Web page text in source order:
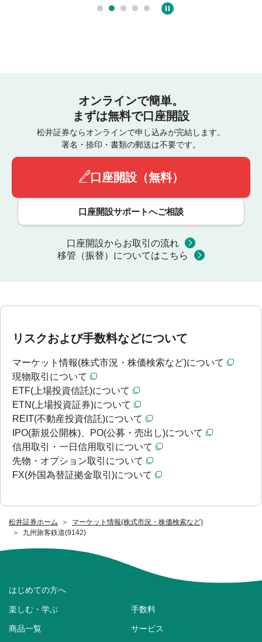
松井証券ホーム
マーケット情報(株式市況・株価検索など)
九州旅客鉄道(9142)
オンラインで簡単。
まずは無料で口座開設
松井証券ならオンラインで申し込みが完結します。
署名・捺印・書類の郵送は不要です。
口座開設（無料）
口座開設サポートへご相談
口座開設からお取引の流れ
移管（振替）についてはこちら
リスクおよび手数料などについて
マーケット情報(株式市況・株価検索など)について
現物取引について
ETF(上場投資信託)について
ETN(上場投資証券)について
REIT(不動産投資信託)について
IPO(新規公開株)、PO(公募・売出し)について
信用取引・一日信用取引について
先物・オプション取引について
FX(外国為替証拠金取引)について
はじめての方へ
楽しむ・学ぶ 手数料
商品一覧 サービス